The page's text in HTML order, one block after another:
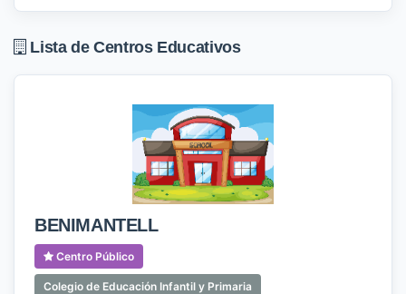
Lista de Centros Educativos
BENIMANTELL
Centro Público
Colegio de Educación Infantil y Primaria